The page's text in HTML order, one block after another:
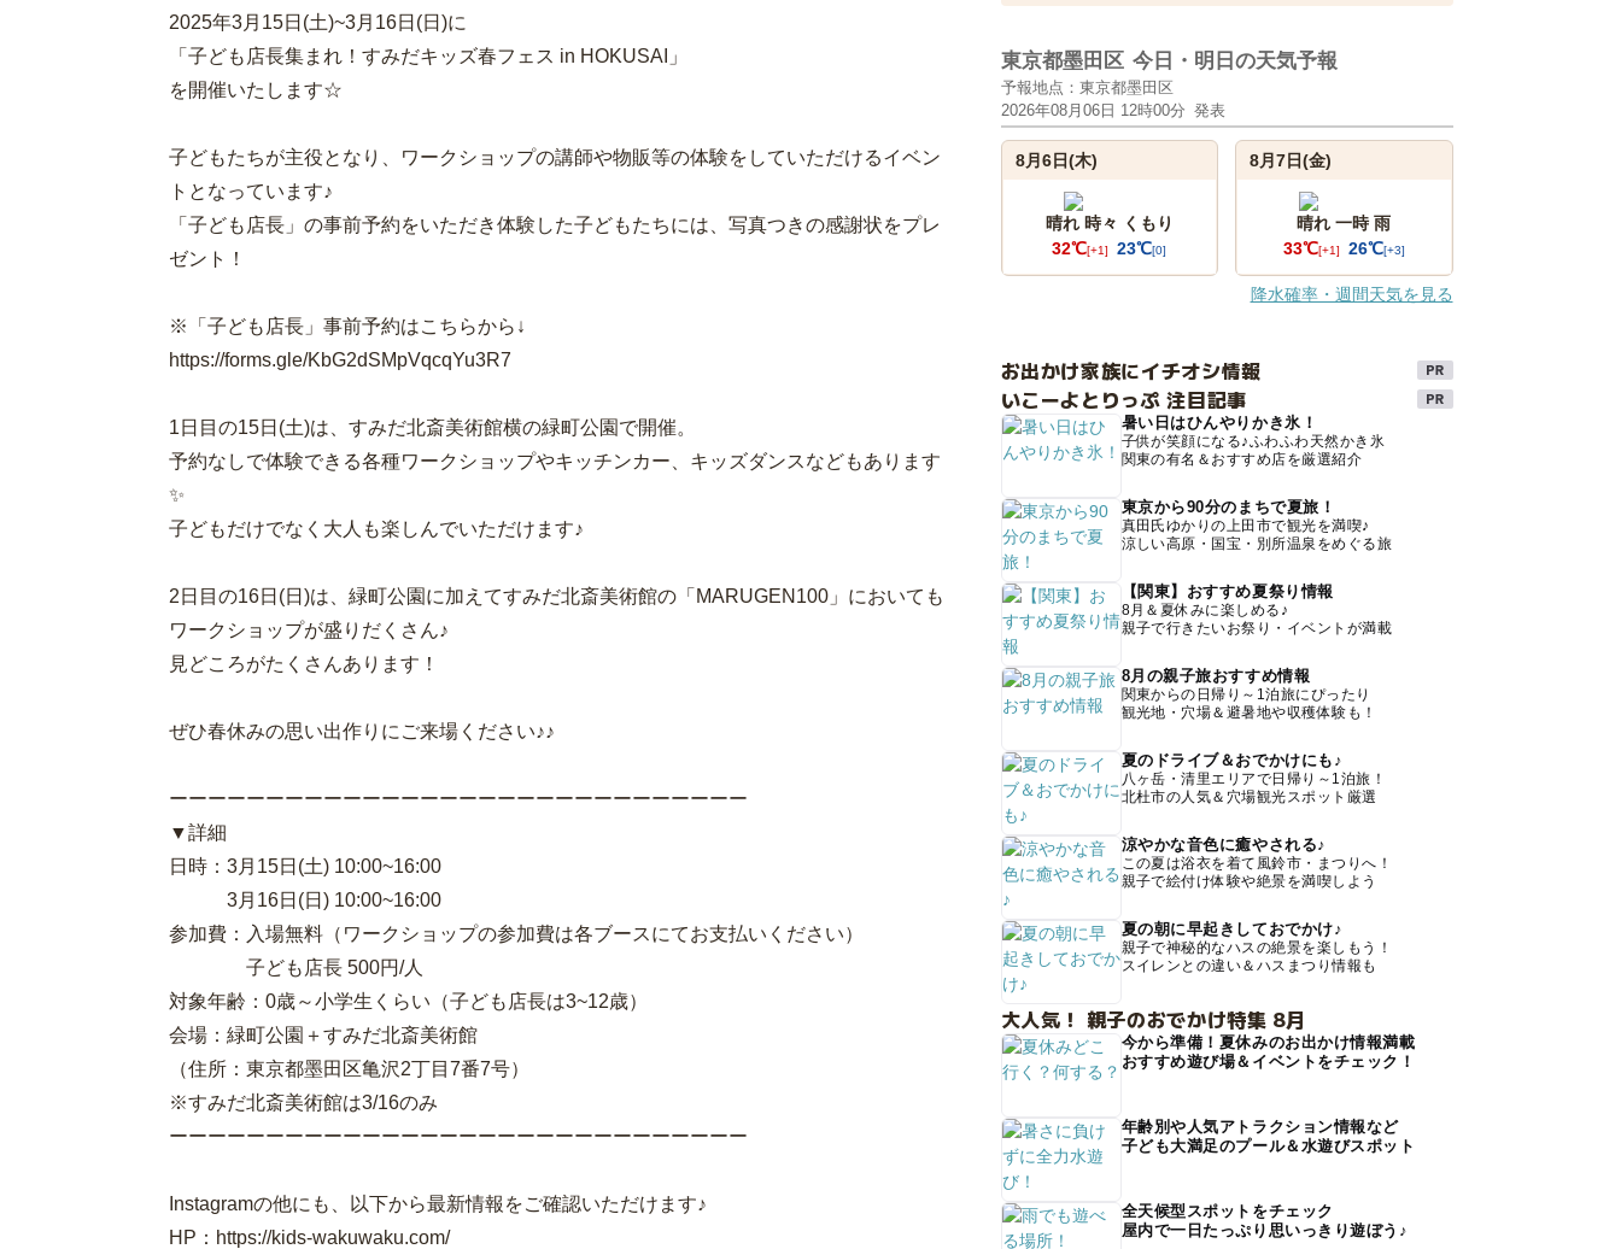
2025年3月15日(土)~3月16日(日)に
「子ども店長集まれ！すみだキッズ春フェス in HOKUSAI」
を開催いたします☆
子どもたちが主役となり、ワークショップの講師や物販等の体験をしていただけるイベン
トとなっています♪
「子ども店長」の事前予約をいただき体験した子どもたちには、写真つきの感謝状をプレ
ゼント！
※「子ども店長」事前予約はこちらから↓
https://forms.gle/KbG2dSMpVqcqYu3R7
1日目の15日(土)は、すみだ北斎美術館横の緑町公園で開催。
予約なしで体験できる各種ワークショップやキッチンカー、キッズダンスなどもあります
✨
子どもだけでなく大人も楽しんでいただけます♪
2日目の16日(日)は、緑町公園に加えてすみだ北斎美術館の「MARUGEN100」においても
ワークショップが盛りだくさん♪
見どころがたくさんあります！
ぜひ春休みの思い出作りにご来場ください♪♪
ーーーーーーーーーーーーーーーーーーーーーーーーーーーーーー
▼詳細
日時：3月15日(土) 10:00~16:00
3月16日(日) 10:00~16:00
参加費：入場無料（ワークショップの参加費は各ブースにてお支払いください）
子ども店長 500円/人
対象年齢：0歳～小学生くらい（子ども店長は3~12歳）
会場：緑町公園＋すみだ北斎美術館
（住所：東京都墨田区亀沢2丁目7番7号）
※すみだ北斎美術館は3/16のみ
ーーーーーーーーーーーーーーーーーーーーーーーーーーーーーー
Instagramの他にも、以下から最新情報をご確認いただけます♪
HP：https://kids-wakuwaku.com/
東京都墨田区 今日・明日の天気予報
予報地点：東京都墨田区
2026年08月06日 12時00分 発表
8月6日(木)
晴れ 時々 くもり
32℃[+1] 23℃[0]
8月7日(金)
晴れ 一時 雨
33℃[+1] 26℃[+3]
降水確率・週間天気を見る
お出かけ家族にイチオシ情報
いこーよとりっぷ 注目記事
暑い日はひんやりかき氷！
子供が笑顔になる♪ふわふわ天然かき氷
関東の有名＆おすすめ店を厳選紹介
東京から90分のまちで夏旅！
真田氏ゆかりの上田市で観光を満喫♪
涼しい高原・国宝・別所温泉をめぐる旅
【関東】おすすめ夏祭り情報
8月＆夏休みに楽しめる♪
親子で行きたいお祭り・イベントが満載
8月の親子旅おすすめ情報
関東からの日帰り～1泊旅にぴったり
観光地・穴場＆避暑地や収穫体験も！
夏のドライブ＆おでかけにも♪
八ヶ岳・清里エリアで日帰り～1泊旅！
北杜市の人気＆穴場観光スポット厳選
涼やかな音色に癒やされる♪
この夏は浴衣を着て風鈴市・まつりへ！
親子で絵付け体験や絶景を満喫しよう
夏の朝に早起きしておでかけ♪
親子で神秘的なハスの絶景を楽しもう！
スイレンとの違い＆ハスまつり情報も
大人気！ 親子のおでかけ特集 8月
今から準備！夏休みのお出かけ情報満載
おすすめ遊び場＆イベントをチェック！
年齢別や人気アトラクション情報など
子ども大満足のプール＆水遊びスポット
全天候型スポットをチェック
屋内で一日たっぷり思いっきり遊ぼう♪